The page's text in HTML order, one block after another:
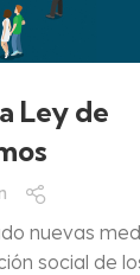
Ley de
nuevas
social de